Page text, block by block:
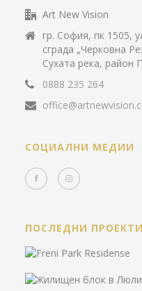
Art New Vision
гр. София, пк 1505,
сграда „Черковна
Сухата река, район
0888 235 264
СОЦИАЛНИ МЕДИИ
ПОСЛЕДНИ ПРОЕКТИ